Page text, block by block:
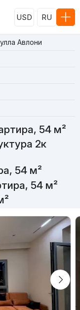
USD RU
Авлони
54 м²
2к
54 м²
54 м²